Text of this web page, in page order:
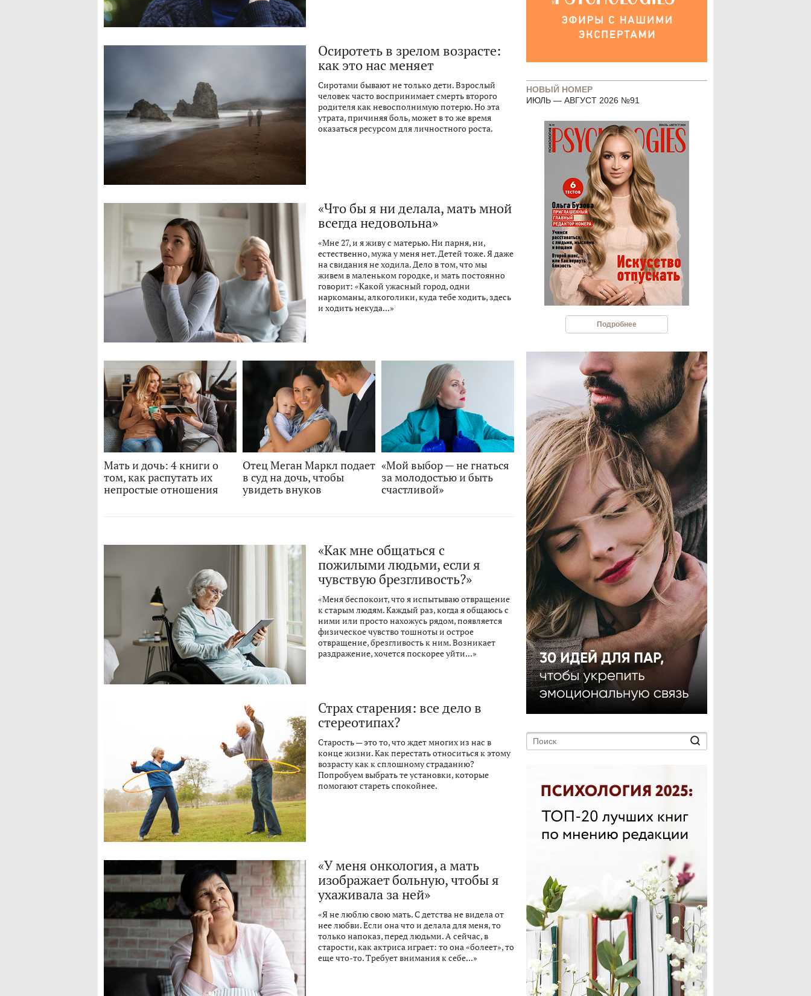
Осиротеть в зрелом возрасте:
как это нас меняет
Сиротами бывают не только дети. Взрослый
человек часто воспринимает смерть второго
родителя как невосполнимую потерю. Но эта
утрата, причиняя боль, может в то же время
оказаться ресурсом для личностного роста.
«Что бы я ни делала, мать мной
всегда недовольна»
«Мне 27, и я живу с матерью. Ни парня, ни,
естественно, мужа у меня нет. Детей тоже. Я даже
на свидания не ходила. Дело в том, что мы
живем в маленьком городке, и мать постоянно
говорит: «Какой ужасный город, одни
наркоманы, алкоголики, куда тебе ходить, здесь
и ходить некуда...»
Мать и дочь: 4 книги о
том, как распутать их
непростые отношения
Отец Меган Маркл подает
в суд на дочь, чтобы
увидеть внуков
«Мой выбор — не гнаться
за молодостью и быть
счастливой»
«Как мне общаться с
пожилыми людьми, если я
чувствую брезгливость?»
«Меня беспокоит, что я испытываю отвращение
к старым людям. Каждый раз, когда я общаюсь с
ними или просто нахожусь рядом, появляется
физическое чувство тошноты и острое
отвращение, брезгливость к ним. Возникает
раздражение, хочется поскорее уйти...»
Страх старения: все дело в
стереотипах?
Старость — это то, что ждет многих из нас в
конце жизни. Как перестать относиться к этому
возрасту как к сплошному страданию?
Попробуем выбрать те установки, которые
помогают стареть спокойнее.
«У меня онкология, а мать
изображает больную, чтобы я
ухаживала за ней»
«Я не люблю свою мать. С детства не видела от
нее любви. Если она что и делала для меня, то
только напоказ, перед людьми. А сейчас, в
старости, как актриса играет: то она «болеет», то
еще что-то. Требует внимания к себе...»
НОВЫЙ НОМЕР
ИЮЛЬ — АВГУСТ 2026 №91
Подробнее